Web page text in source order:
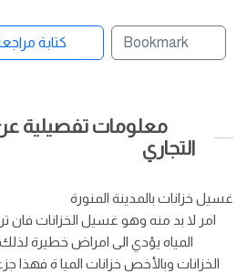
Bookmark كتابة
معلومات تفصيلية
التجاري
غسيل خزانات بالمدينة المنورة
امر لا بد منه وهو غسيل الخزانات فان
المياه يؤدي الى امراض خطيرة
الخزانات وبالأخص خزانات الميا ة فهذا